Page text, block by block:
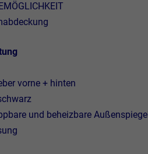
vorne + hinten
und beheizbare Außenspiegel